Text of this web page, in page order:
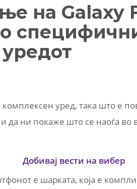
на Galaxy
комплексен уред, така што е
и да ни покаже што се наоѓа во
Добивај вести на вибер
е шарката, која е